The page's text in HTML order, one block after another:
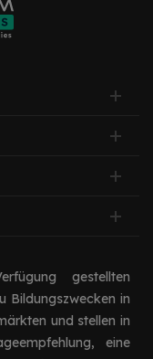
gestellten
Bildungszwecken in
und stellen in
eine